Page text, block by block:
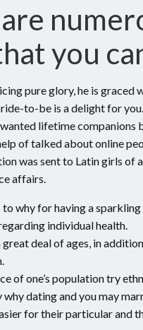
you
pure glory, he is
to-be is a delight for
lifetime
of talked about online
was sent to Latin girls of
affairs.
to why for having a
individual health.
great deal of ages, in
of one’s population try
why dating and you may
for their particular and